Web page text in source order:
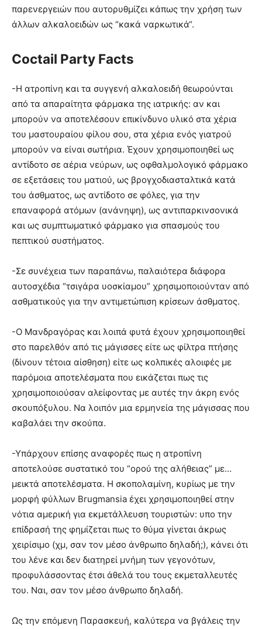
παρενεργειών που αυτορυθμίζει κάπως την χρήση των
άλλων αλκαλοειδών ως “κακά ναρκωτικά“.
Coctail Party Facts
-Η ατροπίνη και τα συγγενή αλκαλοειδή θεωρούνται
από τα απαραίτητα φάρμακα της ιατρικής: αν και
μπορούν να αποτελέσουν επικίνδυνο υλικό στα χέρια
του μαστουραίου φίλου σου, στα χέρια ενός γιατρού
μπορούν να είναι σωτήρια. Έχουν χρησιμοποιηθεί ως
αντίδοτο σε αέρια νεύρων, ως οφθαλμολογικό φάρμακο
σε εξετάσεις του ματιού, ως βρογχοδιασταλτικά κατά
του άσθματος, ως αντίδοτο σε φόλες, για την
επαναφορά ατόμων (ανάνηψη), ως αντιπαρκινσονικά
και ως συμπτωματικό φάρμακο για σπασμούς του
πεπτικού συστήματος.
-Σε συνέχεια των παραπάνω, παλαιότερα διάφορα
αυτοσχέδια “τσιγάρα υοσκίαμου” χρησιμοποιούνταν από
ασθματικούς για την αντιμετώπιση κρίσεων άσθματος.
-Ο Μανδραγόρας και λοιπά φυτά έχουν χρησιμοποιηθεί
στο παρελθόν από τις μάγισσες είτε ως φίλτρα πτήσης
(δίνουν τέτοια αίσθηση) είτε ως κολπικές αλοιφές με
παρόμοια αποτελέσματα που εικάζεται πως τις
χρησιμοποιούσαν αλείφοντας με αυτές την άκρη ενός
σκουπόξυλου. Να λοιπόν μια ερμηνεία της μάγισσας που
καβαλάει την σκούπα.
-Υπάρχουν επίσης αναφορές πως η ατροπίνη
αποτελούσε συστατικό του “ορού της αλήθειας” με…
μεικτά αποτελέσματα. Η σκοπολαμίνη, κυρίως με την
μορφή φύλλων Brugmansia έχει χρησιμοποιηθεί στην
νότια αμερική για εκμετάλλευση τουριστών: υπο την
επίδρασή της φημίζεται πως το θύμα γίνεται άκρως
χειρίσιμο (χμ, σαν τον μέσο άνθρωπο δηλαδή;), κάνει ότι
του λένε και δεν διατηρεί μνήμη των γεγονότων,
προφυλάσσοντας έτσι άθελά του τους εκμεταλλευτές
του. Ναι, σαν τον μέσο άνθρωπο δηλαδή.
Ως την επόμενη Παρασκευή, καλύτερα να βγάλεις την